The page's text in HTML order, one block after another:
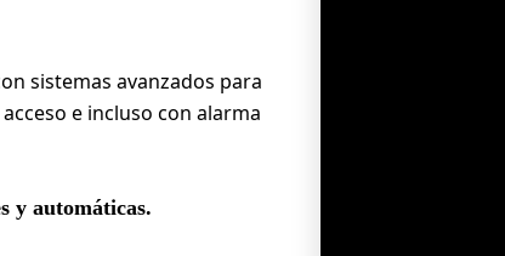
sistemas avanzados para
e incluso con alarma
y automáticas.